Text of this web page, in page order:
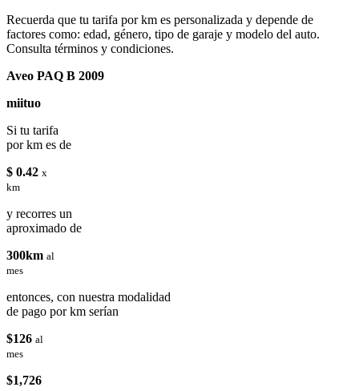
Recuerda que tu tarifa por km es personalizada y depende de
factores como: edad, género, tipo de garaje y modelo del auto.
Consulta términos y condiciones.
Aveo PAQ B 2009
miituo
Si tu tarifa
por km es de
$ 0.42 x
km
y recorres un
aproximado de
300km al
mes
entonces, con nuestra modalidad
de pago por km serían
$126 al
mes
$1,726